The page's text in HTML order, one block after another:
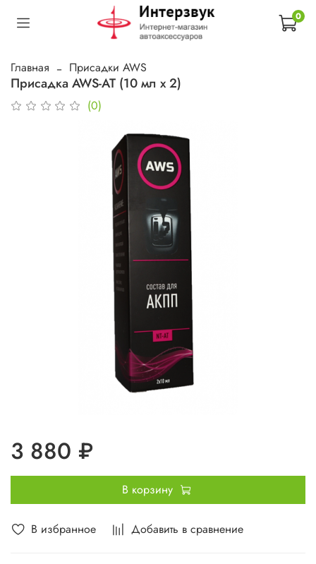
0
Главная Присадки AWS
Присадка AWS-AT (10 мл х 2)
(0)
В избранное Добавить в сравнение
3 880 ₽
В корзину